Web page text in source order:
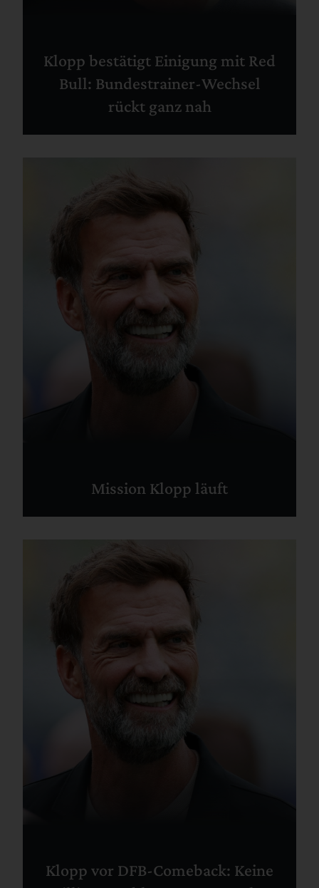
Klopp bestätigt Einigung mit Red
Bull: Bundestrainer-Wechsel
rückt ganz nah
Mission Klopp läuft
Klopp vor DFB-Comeback: Keine